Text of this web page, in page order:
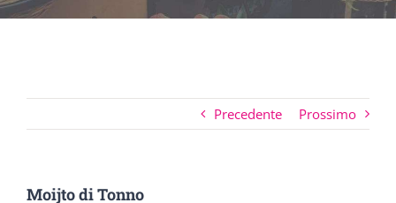
Precedente Prossimo
Moijto di Tonno